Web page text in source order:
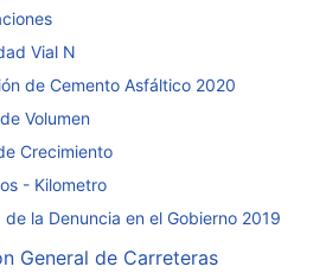
Vial N
de Cemento Asfáltico 2020
Volumen
Crecimiento
- Kilometro
de la Denuncia en el Gobierno 2019
General de Carreteras